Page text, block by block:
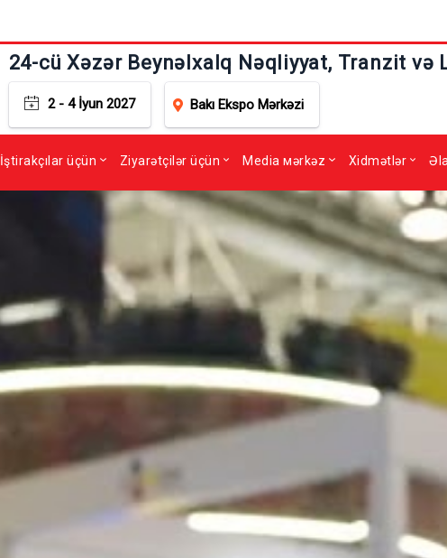
24-cü Xəzər Beynəlxalq Nəqliyyat, Tranzit və
2 - 4 İyun 2027 Bakı Ekspo Mərkəzi
İştirakçılar üçün Ziyarətçilər üçün Media мərkəz Xidmətlər